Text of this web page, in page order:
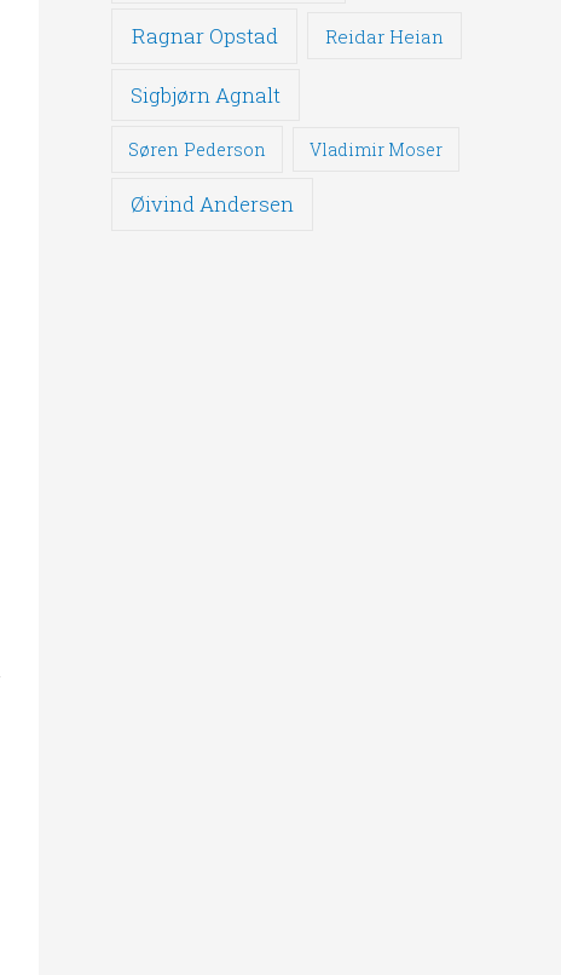
Ragnar Opstad Reidar Heian
Sigbjørn Agnalt
Søren Pederson Vladimir Moser
Øivind Andersen